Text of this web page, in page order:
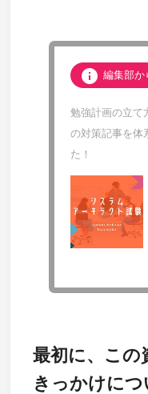
info 編集部か
勉強計画の立
の対策記事を体
た！
最初に、この
きっかけに